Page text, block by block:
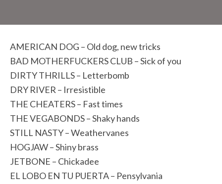
AMERICAN DOG – Old dog, new tricks
BAD MOTHERFUCKERS CLUB – Sick of you
DIRTY THRILLS – Letterbomb
DRY RIVER – Irresistible
THE CHEATERS – Fast times
THE VEGABONDS – Shaky hands
STILL NASTY – Weathervanes
HOGJAW – Shiny brass
JETBONE – Chickadee
EL LOBO EN TU PUERTA – Pensylvania